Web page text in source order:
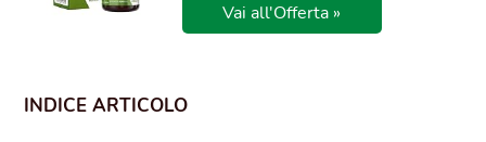
Vai all'Offerta »